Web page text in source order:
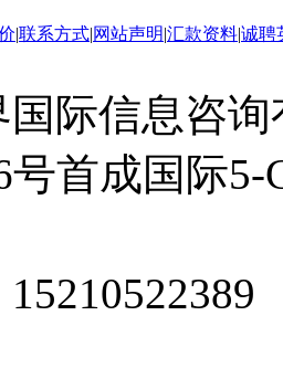
|联系方式|网站声明|汇款资料|诚聘
国际信息咨
号首成国际